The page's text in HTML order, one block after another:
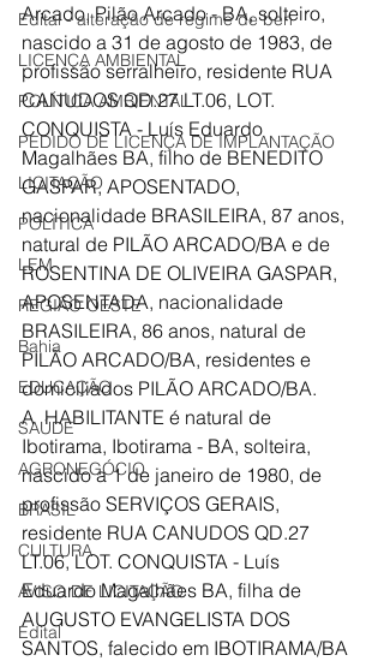
Edital - alteração de regime de ben
LICENÇA AMBIENTAL
POLÍTICA AMBIENTAL
PEDIDO DE LICENÇA DE IMPLANTAÇÃO
LICITAÇÃO
POLÍTICA
LEM
REGIÃO OESTE
Bahia
EDUCAÇÃO
SAÚDE
AGRONEGÓCIO
BRASIL
CULTURA
AVISO DE LICITAÇÃO
Edital
Arcado, Pilão Arcado - BA, solteiro,
nascido a 31 de agosto de 1983, de
profissão serralheiro, residente RUA
CANUDOS QD.27 LT.06, LOT.
CONQUISTA - Luís Eduardo
Magalhães BA, filho de BENEDITO
GASPAR, APOSENTADO,
nacionalidade BRASILEIRA, 87 anos,
natural de PILÃO ARCADO/BA e de
ROSENTINA DE OLIVEIRA GASPAR,
APOSENTADA, nacionalidade
BRASILEIRA, 86 anos, natural de
PILÃO ARCADO/BA, residentes e
domiciliados PILÃO ARCADO/BA.
A  HABILITANTE é natural de
Ibotirama, Ibotirama - BA, solteira,
nascido a 1 de janeiro de 1980, de
profissão SERVIÇOS GERAIS,
residente RUA CANUDOS QD.27
LT.06, LOT. CONQUISTA - Luís
Eduardo Magalhães BA, filha de
AUGUSTO EVANGELISTA DOS
SANTOS, falecido em IBOTIRAMA/BA